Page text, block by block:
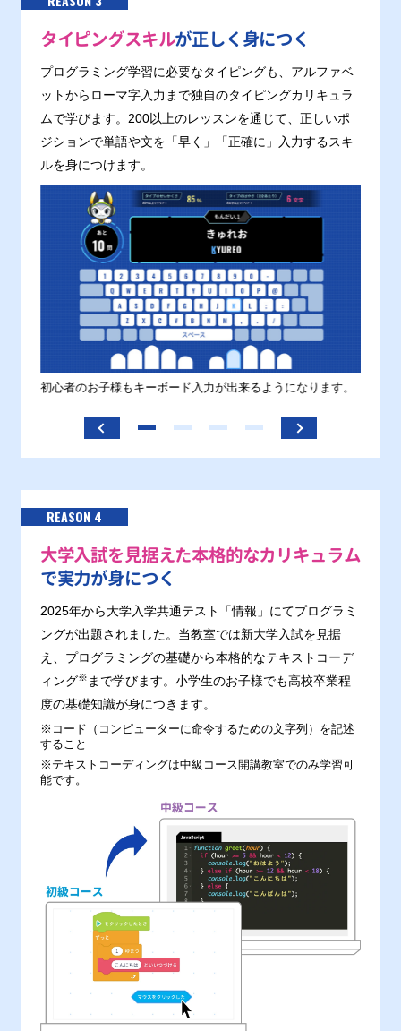
タイピングスキルが正しく身につく
プログラミング学習に必要なタイピングも、アルファベ
ットからローマ字入力まで独自のタイピングカリキュラ
ムで学びます。200以上のレッスンを通じて、正しいポ
ジションで単語や文を「早く」「正確に」入力するスキ
ルを身につけます。
初心者のお子様もキーボード入力が出来るようになります。
REASON 4
大学入試を見据えた本格的なカリキュラム
で実力が身につく
2025年から大学入学共通テスト「情報」にてプログラミ
ングが出題されました。当教室では新大学入試を見据
え、プログラミングの基礎から本格的なテキストコーデ
ィング※ まで学びます。小学生のお子様でも高校卒業程
度の基礎知識が身につきます。
※コード（コンピューターに命令するための文字列）を記述
すること
※テキストコーディングは中級コース開講教室でのみ学習可
能です。